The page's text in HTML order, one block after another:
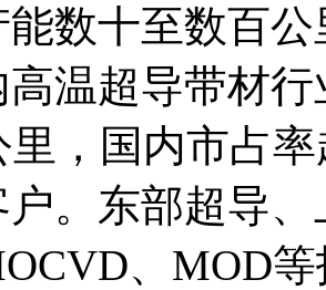
能数十至数百
高温超导带材
里，国内市占
。东部超导
、MOD